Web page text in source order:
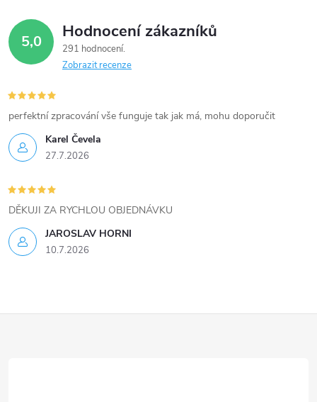
v
ý
p
i
s
u
5,0 Hodnocení zákazníků
291 hodnocení
Zobrazit recenze
Karel Čevela
27.7.2026
perfektní zpracování vše funguje tak jak má, mohu doporučit
JAROSLAV HORNI
10.7.2026
DĚKUJI ZA RYCHLOU OBJEDNÁVKU